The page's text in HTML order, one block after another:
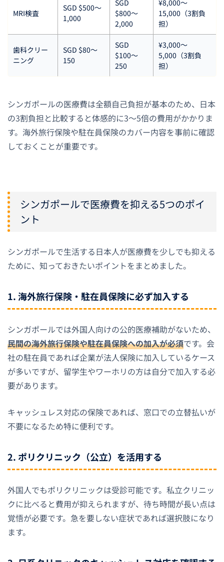
MRI検査
SGD $500〜
1,000
SGD
$800〜
2,000
¥8,000〜
15,000（3割負
担）
歯科クリー
ニング
SGD $80〜
150
SGD
$100〜
250
¥3,000〜
5,000（3割負
担）
シンガポールの医療費は全額自己負担が基本のため、日本
の3割負担と比較すると体感的に3〜5倍の費用がかかりま
す。海外旅行保険や駐在員保険のカバー内容を事前に確認
しておくことが重要です。
シンガポールで医療費を抑える5つのポイ
ント
シンガポールで生活する日本人が医療費を少しでも抑える
ために、知っておきたいポイントをまとめました。
1. 海外旅行保険・駐在員保険に必ず加入する
シンガポールでは外国人向けの公的医療補助がないため、
民間の海外旅行保険や駐在員保険への加入が必須です。会
社の駐在員であれば企業が法人保険に加入しているケース
が多いですが、留学生やワーホリの方は自分で加入する必
要があります。
キャッシュレス対応の保険であれば、窓口での立替払いが
不要になるため特に便利です。
2. ポリクリニック（公立）を活用する
外国人でもポリクリニックは受診可能です。私立クリニッ
クに比べると費用が抑えられますが、待ち時間が長い点は
覚悟が必要です。急を要しない症状であれば選択肢になり
ます。